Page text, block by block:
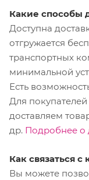
Какие способы
Доступна
отгружается
транспортных
минимальной
Есть
Для
доставляем
др. Подробнее о
Как связаться
Вы можете